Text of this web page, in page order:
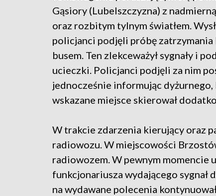
Gąsiory (Lubelszczyzna) z
oraz rozbitym tylnym światłem.
policjanci podjęli próbę zatrzymania
busem. Ten zlekceważył sygnały i
ucieczki. Policjanci podjęli za nim
jednocześnie informując
wskazane miejsce skierował
W trakcie zdarzenia kierujący oraz
radiowozu. W miejscowości
radiowozem. W pewnym momencie
funkcjonariusza wydającego sygnał
na wydawane polecenia